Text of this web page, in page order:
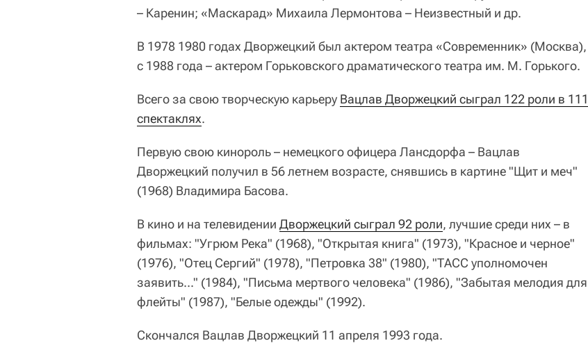
– Каренин; «Маскарад» Михаила Лермонтова – Неизвестный и др.
В 1978 1980 годах Дворжецкий был актером театра «Современник» (Москва),
с 1988 года – актером Горьковского драматического театра им. М. Горького.
Всего за свою творческую карьеру Вацлав Дворжецкий сыграл 122 роли в 111
спектаклях.
Первую свою кинороль – немецкого офицера Лансдорфа – Вацлав
Дворжецкий получил в 56 летнем возрасте, снявшись в картине "Щит и меч"
(1968) Владимира Басова.
В кино и на телевидении Дворжецкий сыграл 92 роли, лучшие среди них – в
фильмах: "Угрюм Река" (1968), "Открытая книга" (1973), "Красное и черное"
(1976), "Отец Сергий" (1978), "Петровка 38" (1980), "ТАСС уполномочен
заявить..." (1984), "Письма мертвого человека" (1986), "Забытая мелодия для
флейты" (1987), "Белые одежды" (1992).
Скончался Вацлав Дворжецкий 11 апреля 1993 года.